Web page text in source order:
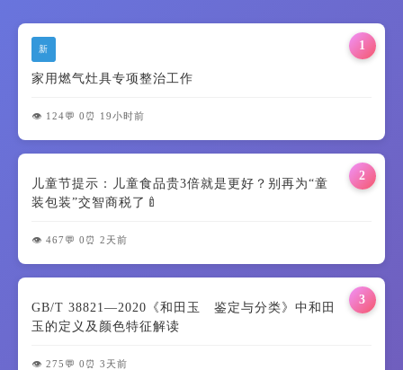
1
新
家用燃气灶具专项整治工作
👁️ 124💬 0 ⏰ 19小时前
2
儿童节提示：儿童食品贵3倍就是更好？别再为“童
装包装”交智商税了🍼
👁️ 467 💬 0 ⏰ 2天前
3
GB/T 38821—2020《和田玉 鉴定与分类》中和田
玉的定义及颜色特征解读
👁️ 275 💬 0 ⏰ 3天前